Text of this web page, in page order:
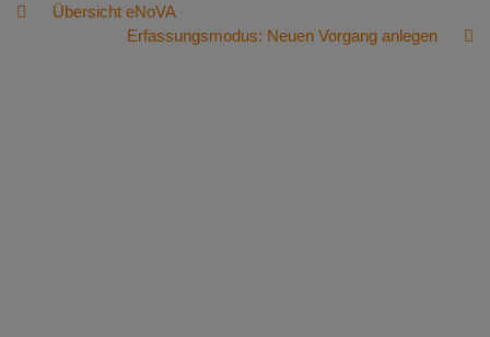
Übersicht eNoVA
Erfassungsmodus: Neuen Vorgang anlegen